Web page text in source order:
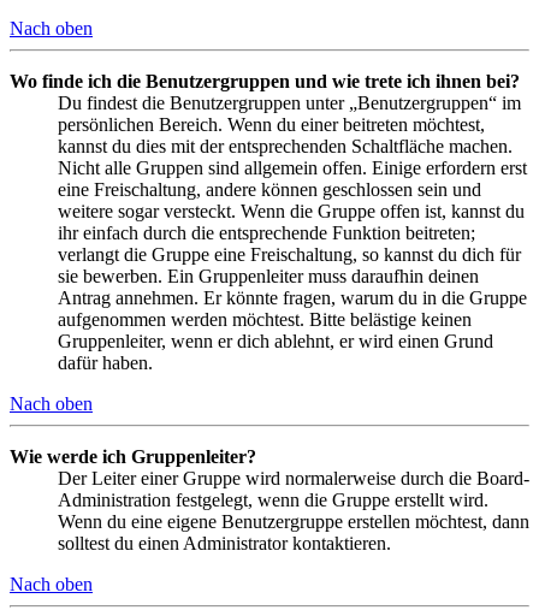
Nach oben
Wo finde ich die Benutzergruppen und wie trete ich ihnen bei?
Du findest die Benutzergruppen unter „Benutzergruppen“ im
persönlichen Bereich. Wenn du einer beitreten möchtest,
kannst du dies mit der entsprechenden Schaltfläche machen.
Nicht alle Gruppen sind allgemein offen. Einige erfordern erst
eine Freischaltung, andere können geschlossen sein und
weitere sogar versteckt. Wenn die Gruppe offen ist, kannst du
ihr einfach durch die entsprechende Funktion beitreten;
verlangt die Gruppe eine Freischaltung, so kannst du dich für
sie bewerben. Ein Gruppenleiter muss daraufhin deinen
Antrag annehmen. Er könnte fragen, warum du in die Gruppe
aufgenommen werden möchtest. Bitte belästige keinen
Gruppenleiter, wenn er dich ablehnt, er wird einen Grund
dafür haben.
Nach oben
Wie werde ich Gruppenleiter?
Der Leiter einer Gruppe wird normalerweise durch die Board-
Administration festgelegt, wenn die Gruppe erstellt wird.
Wenn du eine eigene Benutzergruppe erstellen möchtest, dann
solltest du einen Administrator kontaktieren.
Nach oben